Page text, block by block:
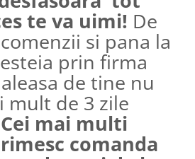
te va uimi! De
si pana la
prin firma
de tine nu
mult de 3 zile
Cei mai multi
comanda